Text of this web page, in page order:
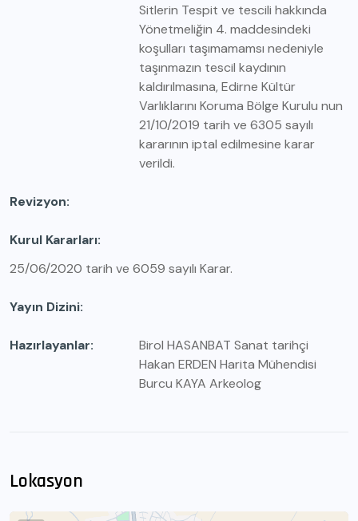
Sitlerin Tespit ve tescili hakkında
Yönetmeliğin 4. maddesindeki
koşulları taşımamamsı nedeniyle
taşınmazın tescil kaydının
kaldırılmasına, Edirne Kültür
Varlıklarını Koruma Bölge Kurulu nun
21/10/2019 tarih ve 6305 sayılı
kararının iptal edilmesine karar
verildi.
Revizyon
Kurul Kararları
25/06/2020 tarih ve 6059 sayılı Karar.
Yayın Dizini
Hazırlayanlar
Birol HASANBAT Sanat tarihçi
Hakan ERDEN Harita Mühendisi
Burcu KAYA Arkeolog
Lokasyon